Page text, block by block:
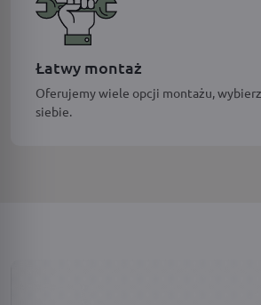
Łatwy montaż
Oferujemy wiele opcji montażu,
siebie.